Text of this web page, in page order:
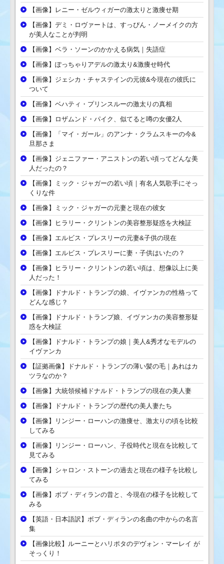
【画像】レニー・ゼルウィガーの激太りと激痩せ期
【画像】デミ・ロヴァートは、すっぴん・ノーメイクの方
が美人なことが判明
【画像】ベラ・ソーンのかかえる病気｜失語症
【画像】ぽっちゃりアデルの激太り&激痩せ時代
【画像】ジェシカ・チャステインの元彼&今現在の彼氏に
ついて
【画像】ベハティ・プリンスルーの激太りの真相
【画像】ロザムンド・パイク、似てると噂の女優2人
【画像】「マイ・ガール」のアンナ・クラムスキーの今&
旦那さま
【画像】ジェニファー・アニストンの若い頃ってどんな美
人だったの？
【画像】ミック・ジャガーの若い頃｜有名人気歌手にそっ
くりな件
【画像】ミック・ジャガーの元妻と現在の彼女
【画像】ヒラリー・クリントンの美容整形疑惑を大検証
【画像】エルビス・プレスリーの元妻&子供の現在
【画像】エルビス・プレスリーに妻・子供はいたの？
【画像】ヒラリー・クリントンの若い頃は、想像以上に美
人だった！
【画像】ドナルド・トランプの娘、イヴァンカの性格って
どんな感じ？
【画像】ドナルド・トランプ娘、イヴァンカの美容整形疑
惑を大検証
【画像】ドナルド・トランプの娘｜美人&秀才なモデルの
イヴァンカ
【証拠画像】ドナルド・トランプの薄い髪の毛｜あれはカ
ツラなのか？
【画像】大統領候補ドナルド・トランプの現在の美人妻
【画像】ドナルド・トランプの歴代の美人妻たち
【画像】リンジー・ローハンの激痩せ、激太りの頃を比較
してみる
【画像】リンジー・ローハン、子役時代と現在を比較して
見てみる
【画像】シャロン・ストーンの過去と現在の様子を比較し
てみる
【画像】ボブ・ディランの昔と、今現在の様子を比較して
みる
【英語・日本語訳】ボブ・ディランの名曲の中からの名言
集
【画像比較】ルーニーとハリポタのデヴォン・マーレイ が
そっくり！